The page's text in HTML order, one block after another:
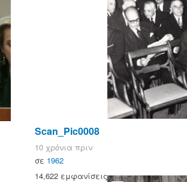
Scan_Pic0008
10 χρόνια πριν
σε 1962
14,622 εμφανίσεις